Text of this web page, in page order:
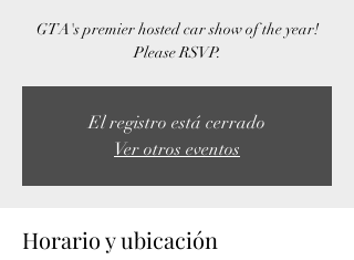
GTA's premier hosted car show of the year!
Please RSVP.
El registro está cerrado
Ver otros eventos
Horario y ubicación